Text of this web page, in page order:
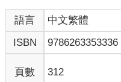
語言 中文繁體
ISBN
9786263353336
頁數 312